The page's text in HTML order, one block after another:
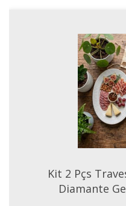
Kit 2 Pçs
Diamante